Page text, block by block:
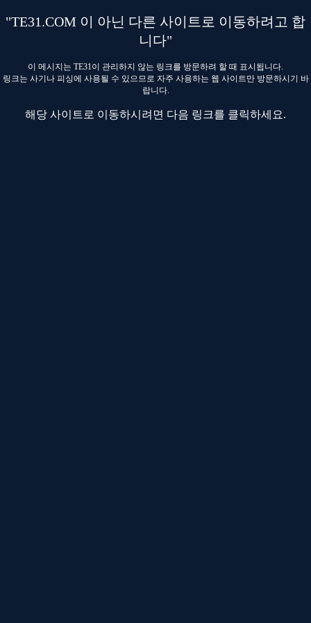
"TE31.COM 이 아닌 다른 사이트로 이동하려고 합
니다"
이 메시지는 TE31이 관리하지 않는 링크를 방문하려 할 때 표시됩니다.
링크는 사기나 피싱에 사용될 수 있으므로 자주 사용하는 웹 사이트만 방문하시기 바
랍니다.
해당 사이트로 이동하시려면 다음 링크를 클릭하세요.